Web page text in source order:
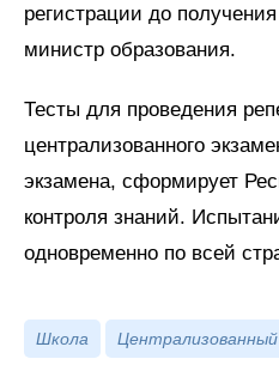
регистрации до
министр образования.
Тесты для проведения
централизованного
экзамена, сформирует
контроля знаний.
одновременно по всей
Школа